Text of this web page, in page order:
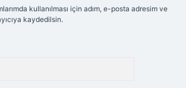
kullanılması için adım, e-posta adresim ve
kaydedilsin.